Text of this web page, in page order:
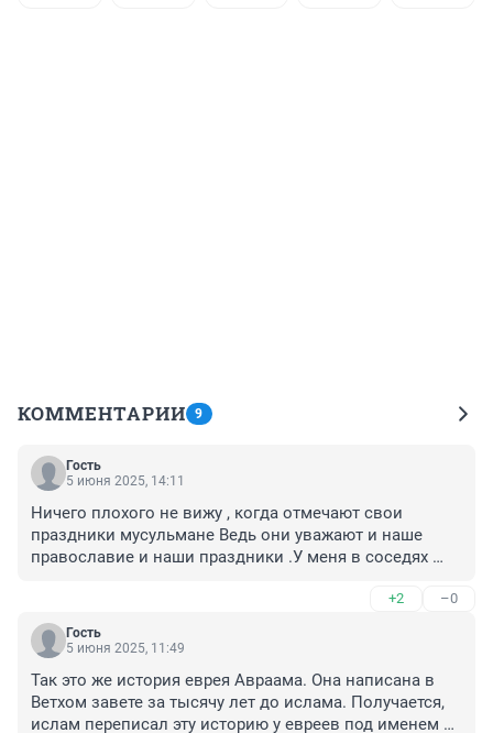
КОММЕНТАРИИ 9
Гость
5 июня 2025, 14:11
Ничего плохого не вижу , когда отмечают свои
праздники мусульмане Ведь они уважают и наше
православие и наши праздники .У меня в соседях
поминки по умершим родственникам приносят мне
как старому одинокому человеку и мяса и
сладостей.Их баурсаки на бараньем жире я с
неё я готовлю бешбармак.У меня долго лежал
неизлечимо больной муж.Так знакомые казахи
+2 –0
Гость
5 июня 2025, 11:49
Так это же история еврея Авраама. Она написана в
Ветхом завете за тысячу лет до ислама. Получается,
ислам переписал эту историю у евреев под именем